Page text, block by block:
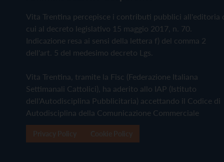
Vita Trentina percepisce i contributi pubblici all'editoria
cui al decreto legislativo 15 maggio 2017, n. 70.
Indicazione resa ai sensi della lettera f) del comma 2
dell'art. 5 del medesimo decreto Lgs.
Vita Trentina, tramite la Fisc (Federazione Italiana
Settimanali Cattolici), ha aderito allo IAP (Istituto
dell'Autodisciplina Pubblicitaria) accettando il Codice di
Autodisciplina della Comunicazione Commerciale